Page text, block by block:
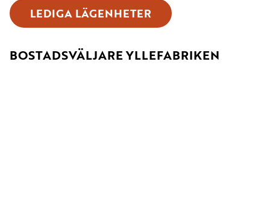
LEDIGA LÄGENHETER
BOSTADSVÄLJARE YLLEFABRIKEN